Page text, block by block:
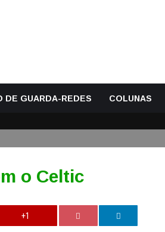
DE GUARDA-REDES COLUNAS
o Celtic
+1